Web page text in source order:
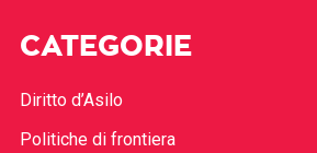
CATEGORIE
Diritto d’Asilo
Politiche di frontiera